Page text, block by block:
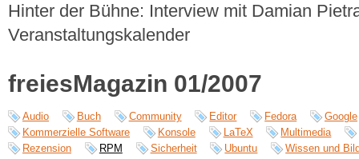
Hinter der Bühne: Interview mit Damian
Veranstaltungskalender
freiesMagazin 01/2007
Audio Buch Community Editor Fedora
Google
Kommerzielle Software
Konsole LaTeX
Multimedia
Rezension
RPM Sicherheit Ubuntu Wissen und